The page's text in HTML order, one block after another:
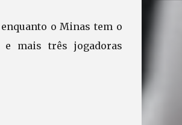
o Minas tem o
e mais três jogadoras